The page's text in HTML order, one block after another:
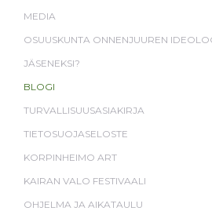
MEDIA
OSUUSKUNTA ONNENJUUREN
JÄSENEKSI?
BLOGI
TURVALLISUUSASIAKIRJA
TIETOSUOJASELOSTE
KORPINHEIMO ART
KAIRAN VALO FESTIVAALI
OHJELMA JA AIKATAULU